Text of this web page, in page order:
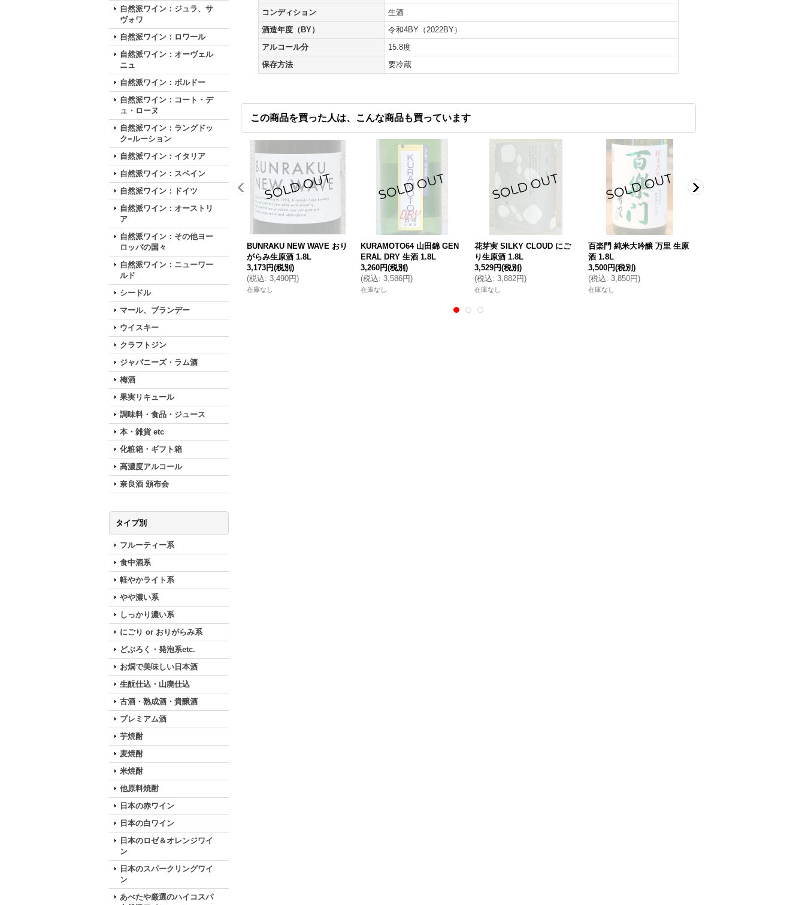
自然派ワイン：ジュラ、サ
ヴォワ
自然派ワイン：ロワール
自然派ワイン：オーヴェル
ニュ
自然派ワイン：ボルドー
自然派ワイン：コート・デ
ュ・ローヌ
自然派ワイン：ラングドッ
ク=ルーション
自然派ワイン：イタリア
自然派ワイン：スペイン
自然派ワイン：ドイツ
自然派ワイン：オーストリ
ア
自然派ワイン：その他ヨー
ロッパの国々
自然派ワイン：ニューワー
ルド
シードル
マール、ブランデー
ウイスキー
クラフトジン
ジャパニーズ・ラム酒
梅酒
果実リキュール
調味料・食品・ジュース
本・雑貨 etc
化粧箱・ギフト箱
高濃度アルコール
奈良酒 頒布会
タイプ別
フルーティー系
食中酒系
軽やかライト系
やや濃い系
しっかり濃い系
にごり or おりがらみ系
どぶろく・発泡系etc.
お燗で美味しい日本酒
生酛仕込・山廃仕込
古酒・熟成酒・貴醸酒
プレミアム酒
芋焼酎
麦焼酎
米焼酎
他原料焼酎
日本の赤ワイン
日本の白ワイン
日本のロゼ＆オレンジワイ
ン
日本のスパークリングワイ
ン
あべたや厳選のハイコスパ
コンディション
生酒
酒造年度（BY）
令和4BY（2022BY）
アルコール分
15.8度
保存方法
要冷蔵
この商品を買った人は、こんな商品も買っています
BUNRAKU NEW WAVE おり
がらみ生原酒 1.8L
3,173円(税別)
(税込: 3,490円)
在庫なし
KURAMOTO64 山田錦 GEN
ERAL DRY 生酒 1.8L
3,260円(税別)
(税込: 3,586円)
在庫なし
花芽実 SILKY CLOUD にご
り生原酒 1.8L
3,529円(税別)
(税込: 3,882円)
在庫なし
百楽門 純米大吟醸 万里 生原
酒 1.8L
3,500円(税別)
(税込: 3,850円)
在庫なし